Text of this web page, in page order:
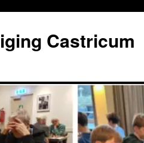
Castricum